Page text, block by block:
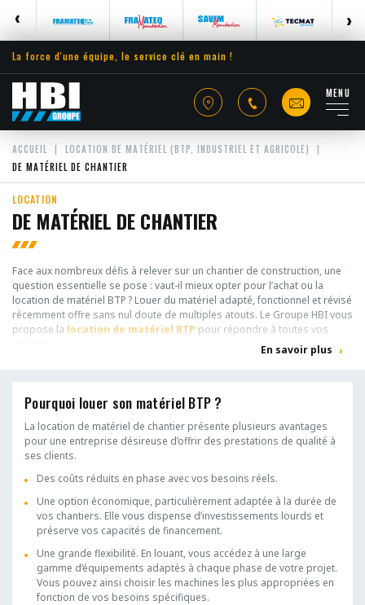
La force d'une équipe, le service clé en main !
MENU
ACCUEIL
LOCATION DE MATÉRIEL (BTP, INDUSTRIEL ET AGRICOLE)
DE MATÉRIEL DE CHANTIER
LOCATION
DE MATÉRIEL DE CHANTIER
Face aux nombreux défis à relever sur un chantier de construction, une
question essentielle se pose : vaut-il mieux opter pour l’achat ou la
location de matériel BTP ? Louer du matériel adapté, fonctionnel et révisé
récemment offre sans nul doute de multiples atouts. Le Groupe HBI vous
propose la location de matériel BTP pour répondre à toutes vos
En savoir plus
Pourquoi louer son matériel BTP ?
La location de matériel de chantier présente plusieurs avantages
pour une entreprise désireuse d’offrir des prestations de qualité à
ses clients.
Des coûts réduits en phase avec vos besoins réels.
Une option économique, particulièrement adaptée à la durée de
vos chantiers. Elle vous dispense d’investissements lourds et
préserve vos capacités de financement.
Une grande flexibilité. En louant, vous accédez à une large
gamme d’équipements adaptés à chaque phase de votre projet.
Vous pouvez ainsi choisir les machines les plus appropriées en
fonction de vos besoins spécifiques.